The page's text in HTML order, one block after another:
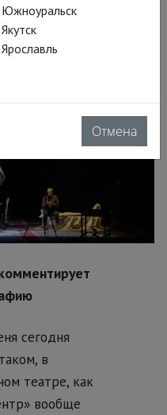
сегодня
в
театре, как
вообще
Южноуральск
Якутск
Ярославль
Отмена